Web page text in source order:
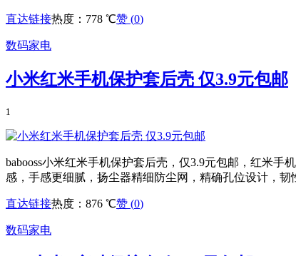
直达链接热度：778 ℃赞 (0)
数码家电
小米红米手机保护套后壳 仅3.9元包邮
1
babooss小米红米手机保护套后壳，仅3.9元包邮，红米
感，手感更细腻，扬尘器精细防尘网，精确孔位设计，
直达链接热度：876 ℃赞 (0)
数码家电